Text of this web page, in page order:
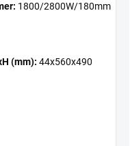
1800/2800W/180mm
(mm): 44x560x490